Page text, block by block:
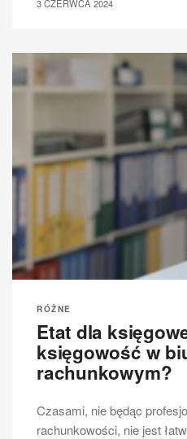
3 CZERWCA 2024
RÓŻNE
Etat dla
księgowość w
rachunkowym?
Czasami, nie będąc
rachunkowości, nie jest